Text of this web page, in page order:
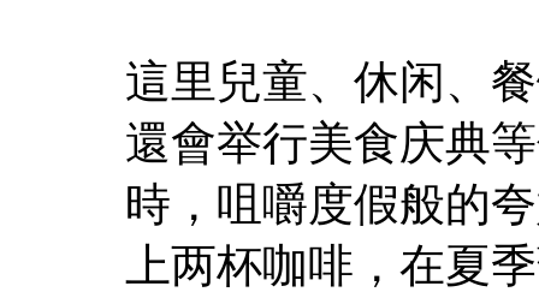
這里兒童、休闲、
還會举行美食庆典
時，咀嚼度假般的
上两杯咖啡，在夏